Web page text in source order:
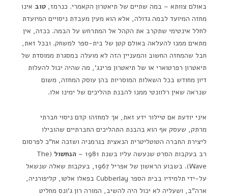
באולם צוותא – במה שתיים של תיאטרון הקאמרי. כנרמז, טוב אינו
מחזה המיועד לבמה גדולה, אלא הוא מעין מעבדת ניסויים המיועדת
לחלל אינטימי שתקרב את הקהל אל המתרחש על הבמה. ככזה, אין
מתאים ממנו להעלאה באולם קטן של בית-ספר למשחק. ובכל זאת,
חבל שהמחזה החשוב והמעניין הזה לא מועלה במסגרת ממוסדת של
תיאטרון רפרטוארי או של תיאטרון פרינג', מה שהיה יכול להעלות
דיון מחודש בכל השאלות המוסריות בהן עוסק המחזה, משום
שנראה שאין רלוונטי ממנו להבנת תהליכים של ימינו אלו.
איני יודעת אם טיילור ידע זאת, אך למחזהו קדם ניסוי חברתי
מרתק, שעסק אף הוא בהבנת התהליכים החברתיים שהובילו
ליצירת החברה הטוטליטרית הנאצית בגרמניה ושזכה אח"כ לפרסום
רב בעקבות הסרט שנעשה עליו בשנת 1981 –
הנחשול (The
Wave). בשבוע הראשון של אפריל 1967, בעקבות שאלה שנשאל
על-ידי תלמידיו בבית הספר Cubberlay בפאלו אלטו, קליפורניה,
ארה"ב, ושעליה לא יכול היה להשיב, המורה רון ג'ונס מחליט